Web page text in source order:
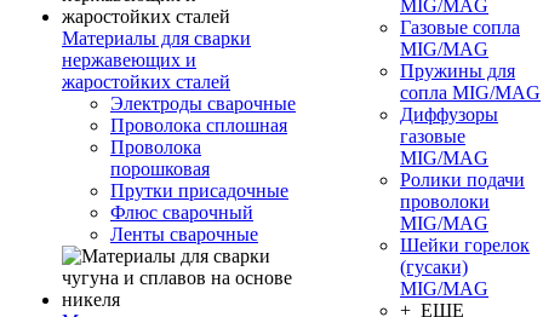
Материалы для сварки
нержавеющих и
жаростойких сталей
Электроды сварочные
Проволока сплошная
Проволока
порошковая
Прутки присадочные
Флюс сварочный
Ленты сварочные
MIG/MAG
Газовые сопла
MIG/MAG
Пружины для
сопла MIG/MAG
Диффузоры
газовые
MIG/MAG
Ролики подачи
проволоки
MIG/MAG
Шейки горелок
(гусаки)
MIG/MAG
+ ЕЩЕ